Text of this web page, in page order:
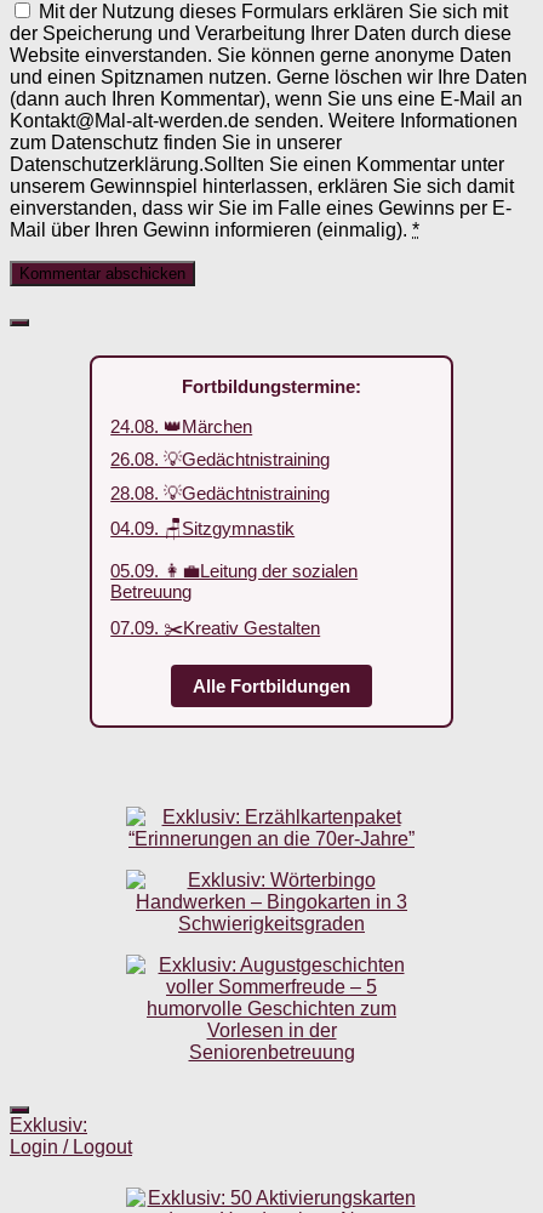
Mit der Nutzung dieses Formulars erklären Sie sich mit
der Speicherung und Verarbeitung Ihrer Daten durch diese
Website einverstanden. Sie können gerne anonyme Daten
und einen Spitznamen nutzen. Gerne löschen wir Ihre Daten
(dann auch Ihren Kommentar), wenn Sie uns eine E-Mail an
Kontakt@Mal-alt-werden.de senden. Weitere Informationen
zum Datenschutz finden Sie in unserer
Datenschutzerklärung.Sollten Sie einen Kommentar unter
unserem Gewinnspiel hinterlassen, erklären Sie sich damit
einverstanden, dass wir Sie im Falle eines Gewinns per E-
Mail über Ihren Gewinn informieren (einmalig). *
Fortbildungstermine:
24.08. 👑Märchen
26.08. 💡Gedächtnistraining
28.08. 💡Gedächtnistraining
04.09. 🪑Sitzgymnastik
05.09. 👩‍💼Leitung der sozialen
Betreuung
07.09. ✂️Kreativ Gestalten
Alle Fortbildungen
Exklusiv:
Login / Logout